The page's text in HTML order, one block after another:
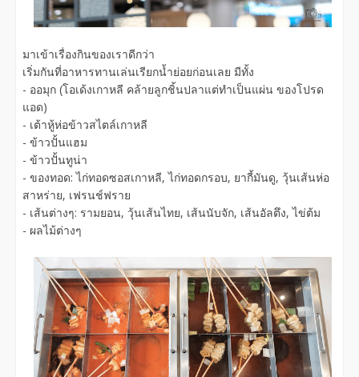
มาเข้าเรื่องกินของเราดีกว่า
เริ่มกันที่อาหารทานเล่นเรียกน้ำย่อยก่อนเลย มีทั้ง
- ออมุก (โอเด้งเกาหลี คล้ายลูกชิ้นปลาแต่ทำเป็นแผ่น ของโปรด
แอด)
- เต้าหู้ห่อข้าวสไตล์เกาหลี
- ข้าวปั้นแฮม
- ข้าวปั้นทูน่า
- ของทอด: ไก่ทอดซอสเกาหลี, ไก่ทอดกรอบ, ยากี้มันดู, วุ้นเส้นห่อ
สาหร่าย, เฟรนช์ฟราย
- เส้นต่างๆ: รามยอน, วุ้นเส้นไทย, เส้นนับจัก, เส้นอัลตึง, ไข่ต้ม
- ผลไม้ต่างๆ